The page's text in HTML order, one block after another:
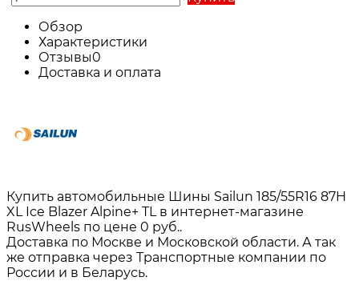
Обзор
Характеристики
Отзывы0
Доставка и оплата
Купить автомобильные Шины Sailun 185/55R16 87H
XL Ice Blazer Alpine+ TL в интернет-магазине
RusWheels по цене 0 руб..
Доставка по Москве и Московской области. А так
же отправка через Транспортные компании по
России и в Беларусь.